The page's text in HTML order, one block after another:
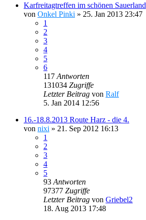
Karfreitagtreffen im schönen Sauerland
von Onkel Pinki » 25. Jan 2013 23:47
1
2
3
4
5
6
117 Antworten
131034 Zugriffe
Letzter Beitrag von Ralf
5. Jan 2014 12:56
16.-18.8.2013 Route Harz - die 4.
von nixi » 21. Sep 2012 16:13
1
2
3
4
5
93 Antworten
97377 Zugriffe
Letzter Beitrag von Griebel2
18. Aug 2013 17:48